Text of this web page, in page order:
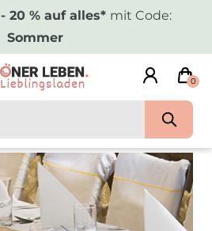
- 20 % auf alles* mit Code:
Sommer
0